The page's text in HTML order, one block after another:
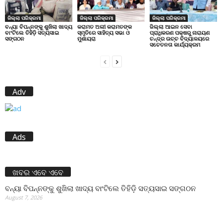
ଜିଲ୍ଲା ପରିକ୍ରମା
ବନ୍ୟା ବିପନ୍ନଙ୍କୁ ଶୁଖିଲା ଖାଦ୍ୟ
ବାଂଟିଲେ ତିହିଡି଼ ସତ୍ୟସାଇ
ସଙ୍ଗଠନ
ଜିଲ୍ଲା ପରିକ୍ରମା
କରାମତ ଅଲୀ କରାମତଙ୍କ
ସ୍ମୃତିରେ ସାହିତ୍ୟ ସଭା ଓ
ମୁଶାୟରା
ଜିଲ୍ଲା ପରିକ୍ରମା
ଜିଲ୍ଲା ଆଇନ ସେବା
ପ୍ରାଧିକରଣ ପକ୍ଷରୁ ନାରାୟଣ
ଚନ୍ଦ୍ର ଉଚ୍ଚ ବିଦ୍ୟାଳୟରେ
ସଚେତନତା କାର୍ଯ୍ୟକ୍ରମ
Adv
Ads
ଖବର ଏବେ ଏବେ
ବନ୍ୟା ବିପନ୍ନଙ୍କୁ ଶୁଖିଲା ଖାଦ୍ୟ ବାଂଟିଲେ ତିହିଡି଼ ସତ୍ୟସାଇ ସଙ୍ଗଠନ
August 7, 2026